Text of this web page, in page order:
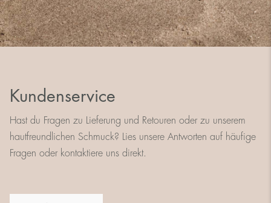
Kundenservice
Hast du Fragen zu Lieferung und Retouren oder zu unserem
hautfreundlichen Schmuck? Lies unsere Antworten auf häufige
Fragen oder kontaktiere uns direkt.